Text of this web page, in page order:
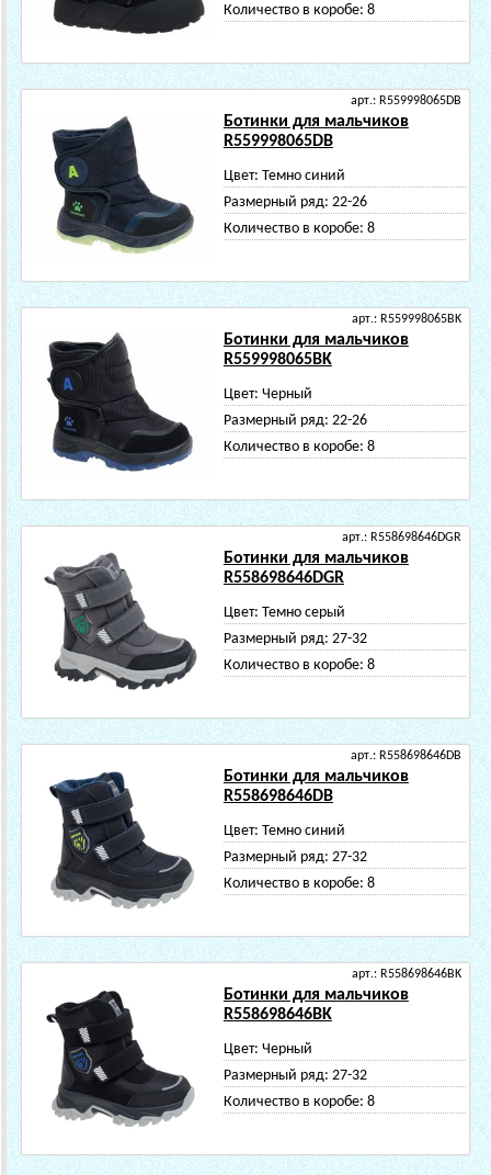
Количество в коробе: 8
арт.: R559998065DB
Ботинки для мальчиков
R559998065DB
Цвет: Темно синий
Размерный ряд: 22-26
Количество в коробе: 8
арт.: R559998065BK
Ботинки для мальчиков
R559998065BK
Цвет: Черный
Размерный ряд: 22-26
Количество в коробе: 8
арт.: R558698646DGR
Ботинки для мальчиков
R558698646DGR
Цвет: Темно серый
Размерный ряд: 27-32
Количество в коробе: 8
арт.: R558698646DB
Ботинки для мальчиков
R558698646DB
Цвет: Темно синий
Размерный ряд: 27-32
Количество в коробе: 8
арт.: R558698646BK
Ботинки для мальчиков
R558698646BK
Цвет: Черный
Размерный ряд: 27-32
Количество в коробе: 8